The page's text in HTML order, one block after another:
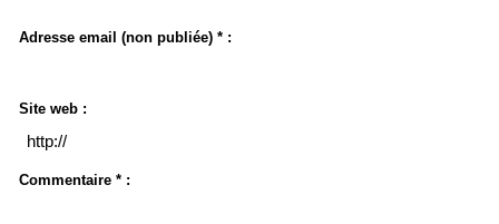
Adresse email (non publiée) * :
Site web :
Commentaire * :